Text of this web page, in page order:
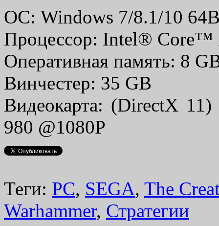
ОС: Windows 7/8.1/10
Процессор: Intel® Core™
Оперативная память: 8
Винчестер: 35 GB
Видеокарта: (DirectX
980 @1080P
Теги: PC, SEGA, The
Warhammer, Стратегии